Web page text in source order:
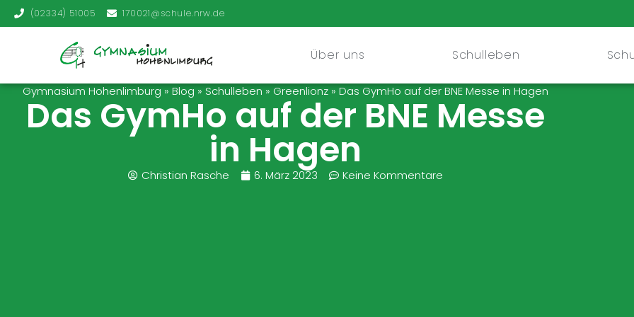
(02334) 51005 170021@schule.nrw.de
Über uns Schulleben
Gymnasium Hohenlimburg » Blog » Schulleben » Greenlionz» Das GymHo auf der BNE Messe in Hagen
Das GymHo auf der BNE Messe
in Hagen
Christian Rasche 6. März 2023 Keine Kommentare